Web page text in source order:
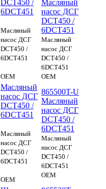
DCT450 /
6DCT451
Масляный
насос ДСГ
DCT450 /
6DCT451
OEM
Масляный
насос ДСГ
DCT450 /
6DCT451
Масляный
насос ДСГ
DCT450 /
6DCT451
OEM
Масляный
насос ДСГ
DCT450 /
6DCT451
Масляный
насос ДСГ
DCT450 /
6DCT451
OEM
865500T-U
Масляный
насос ДСГ
DCT450 /
6DCT451
Масляный
насос ДСГ
DCT450 /
6DCT451
OEM